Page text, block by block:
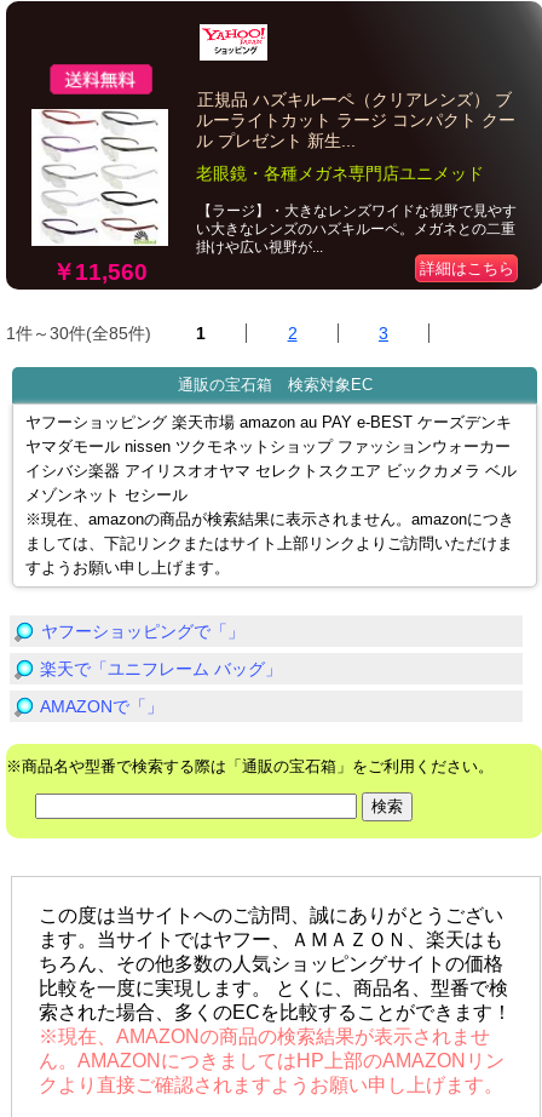
￥11,560
正規品 ハズキルーペ（クリアレンズ） ブ
ルーライトカット ラージ コンパクト クー
ル プレゼント 新生...
老眼鏡・各種メガネ専門店ユニメッド
【ラージ】・大きなレンズワイドな視野で見やす
い大きなレンズのハズキルーペ。メガネとの二重
掛けや広い視野が...
詳細はこちら
1件～30件(全85件) 1 2 3
通販の宝石箱 検索対象EC
ヤフーショッピング 楽天市場 amazon au PAY e-BEST ケーズデンキ
ヤマダモール nissen ツクモネットショップ ファッションウォーカー
イシバシ楽器 アイリスオオヤマ セレクトスクエア ビックカメラ ベル
メゾンネット セシール
※現在、amazonの商品が検索結果に表示されません。amazonにつき
ましては、下記リンクまたはサイト上部リンクよりご訪問いただけま
すようお願い申し上げます。
ヤフーショッピングで「」
楽天で「ユニフレーム バッグ」
AMAZONで「」
※商品名や型番で検索する際は「通販の宝石箱」をご利用ください。
この度は当サイトへのご訪問、誠にありがとうござい
ます。当サイトではヤフー、ＡＭＡＺＯＮ、楽天はも
ちろん、その他多数の人気ショッピングサイトの価格
比較を一度に実現します。 とくに、商品名、型番で検
索された場合、多くのECを比較することができます！
※現在、AMAZONの商品の検索結果が表示されませ
ん。AMAZONにつきましてはHP上部のAMAZONリン
クより直接ご確認されますようお願い申し上げます。